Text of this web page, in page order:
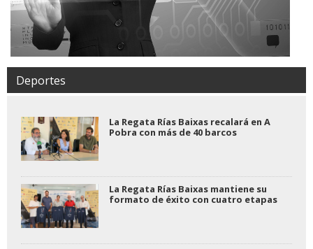
Deportes
La Regata Rías Baixas recalará en A
Pobra con más de 40 barcos
La Regata Rías Baixas mantiene su
formato de éxito con cuatro etapas